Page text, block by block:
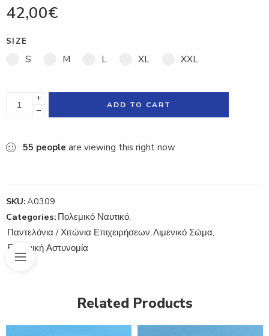
42,00€
SIZE
S M L XL XXL
+
−
ADD TO CART
55 people are viewing this right now
SKU:A0309
Categories: Πολεμικό Ναυτικό,
Παντελόνια / Χιτώνια Επιχειρήσεων,Λιμενικό Σώμα,
Ελληνική Αστυνομία
Related Products